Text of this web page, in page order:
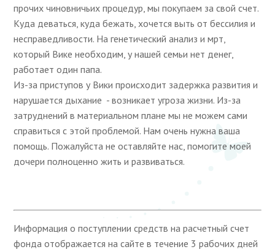
прочих чиновничьих процедур, мы покупаем за свой счет.
Куда деваться, куда бежать, хочется выть от бессилия и
несправедливости. На генетический анализ и мрт,
который Вике необходим, у нашей семьи нет денег,
работает один папа.
Из-за приступов у Вики происходит задержка развития и
нарушается дыхание - возникает угроза жизни. Из-за
затруднений в материальном плане мы не можем сами
справиться с этой проблемой. Нам очень нужна ваша
помощь. Пожалуйста не оставляйте нас, помогите моей
дочери полноценно жить и развиваться.
Информация о поступлении средств на расчетный счет
фонда отображается на сайте в течение 3 рабочих дней